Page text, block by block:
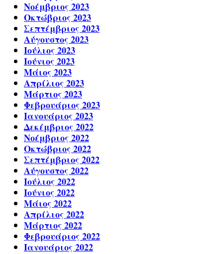
Νοέμβριος 2023
Οκτώβριος 2023
Σεπτέμβριος 2023
Αύγουστος 2023
Ιούλιος 2023
Ιούνιος 2023
Μάιος 2023
Απρίλιος 2023
Μάρτιος 2023
Φεβρουάριος 2023
Ιανουάριος 2023
Δεκέμβριος 2022
Νοέμβριος 2022
Οκτώβριος 2022
Σεπτέμβριος 2022
Αύγουστος 2022
Ιούλιος 2022
Ιούνιος 2022
Μάιος 2022
Απρίλιος 2022
Μάρτιος 2022
Φεβρουάριος 2022
Ιανουάριος 2022